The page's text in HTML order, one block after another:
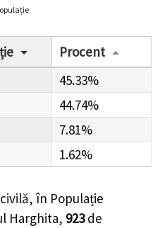
Procent
45.33%
44.74%
7.81%
1.62%
în Populație
Harghita, 923 de